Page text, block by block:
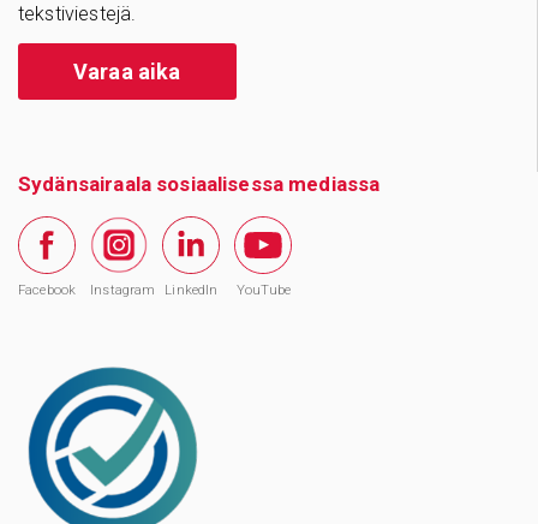
tekstiviestejä.
Varaa aika
Sydänsairaala sosiaalisessa mediassa
Facebook Instagram LinkedIn YouTube